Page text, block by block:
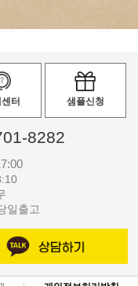
터 샘플신청
8282
일출고